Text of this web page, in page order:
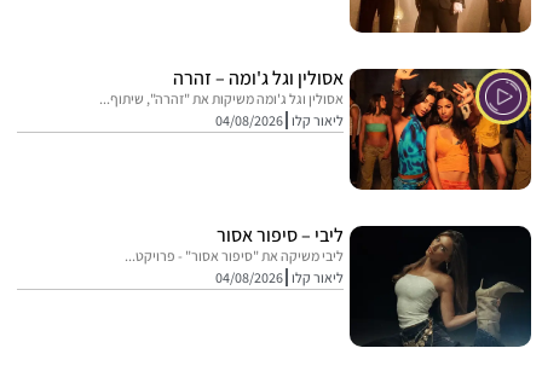
אסולין וגל ג'ומה – זהרה
אסולין וגל ג'ומה משיקות את "זהרה", שיתוף...
ליאור קלו 04/08/2026
ליבי – סיפור אסור
ליבי משיקה את "סיפור אסור" - פרויקט...
ליאור קלו 04/08/2026